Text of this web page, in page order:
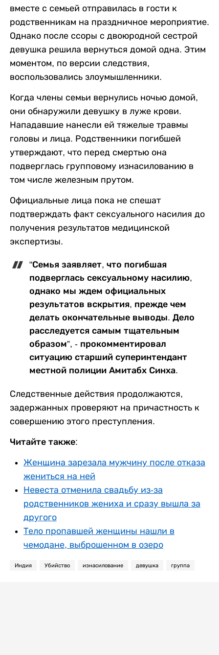
вместе с семьей отправилась в гости к
родственникам на праздничное мероприятие.
Однако после ссоры с двоюродной сестрой
девушка решила вернуться домой одна. Этим
моментом, по версии следствия,
воспользовались злоумышленники.
Когда члены семьи вернулись ночью домой,
они обнаружили девушку в луже крови.
Нападавшие нанесли ей тяжелые травмы
головы и лица. Родственники погибшей
утверждают, что перед смертью она
подверглась групповому изнасилованию в
том числе железным прутом.
Официальные лица пока не спешат
подтверждать факт сексуального насилия до
получения результатов медицинской
экспертизы.
"Семья заявляет, что погибшая
подверглась сексуальному насилию,
однако мы ждем официальных
результатов вскрытия, прежде чем
делать окончательные выводы. Дело
расследуется самым тщательным
образом”, - прокомментировал
ситуацию старший суперинтендант
местной полиции Амитабх Синха.
Следственные действия продолжаются,
задержанных проверяют на причастность к
совершению этого преступления.
Читайте также:
Женщина зарезала мужчину после отказа
жениться на ней
Невеста отменила свадьбу из-за
родственников жениха и сразу вышла за
другого
Тело пропавшей женщины нашли в
чемодане, выброшенном в озеро
Индия Убийство изнасилование девушка группа